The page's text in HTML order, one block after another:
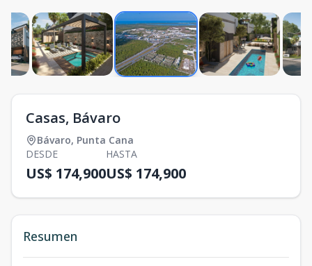
Casas, Bávaro
Bávaro, Punta Cana
DESDE
US$ 174,900
HASTA
US$ 174,900
Resumen